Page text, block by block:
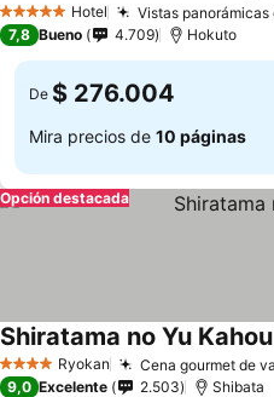
5 Estrellas Hotel Vistas
7,8 Bueno 4.709 Hokuto
De $ 276.004
Mira precios de 10 páginas
Opción destacada
4 EstrellasRyokan Cena gourmet de
Shiratama no Yu Kahou
9,0 Excelente 2.503 Shibata